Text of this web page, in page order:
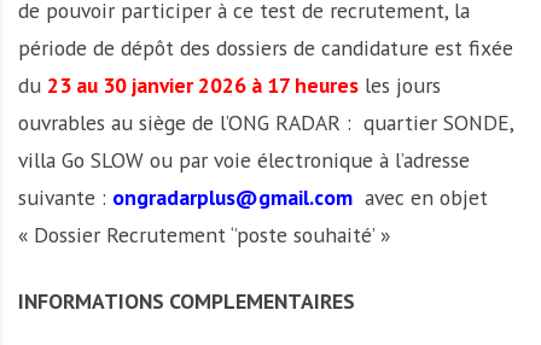
de pouvoir participer à ce test de recrutement, la
période de dépôt des dossiers de candidature est fixée
du 23 au 30 janvier 2026 à 17 heures les jours
ouvrables au siège de l’ONG RADAR : quartier SONDE,
villa Go SLOW ou par voie électronique à l’adresse
suivante : ongradarplus@gmail.com avec en objet
« Dossier Recrutement ‘’poste souhaité’ »
INFORMATIONS COMPLEMENTAIRES